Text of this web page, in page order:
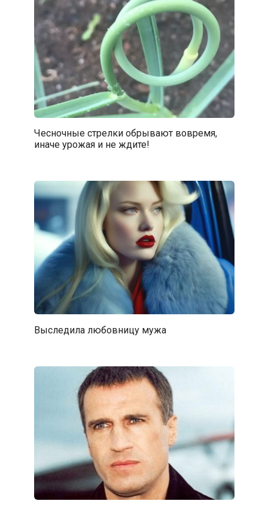
Чесночные стрелки обрывают вовремя,
иначе урожая и не ждите!
Выследила любовницу мужа